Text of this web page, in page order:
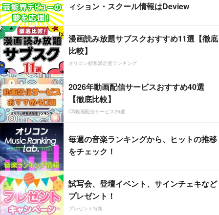
ィション・スクール情報はDeview
漫画読み放題サブスクおすすめ11選【徹底
比較】
オリコン顧客満足度ランキング
2026年動画配信サービスおすすめ40選
【徹底比較】
CS動画配信サービス20選
毎週の音楽ランキングから、ヒットの推移
をチェック！
試写会、登壇イベント、サインチェキなど
プレゼント！
プレゼント特集